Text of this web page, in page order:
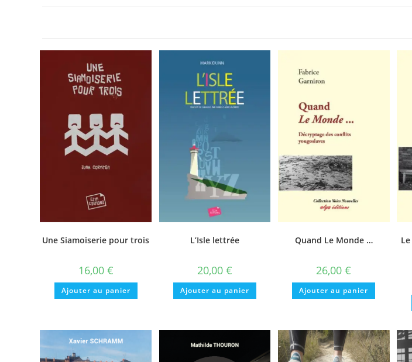
Une Siamoiserie pour trois
16,00 €
Ajouter au panier
L’Isle lettrée
20,00 €
Ajouter au panier
Quand Le Monde …
26,00€
Ajouter au panier